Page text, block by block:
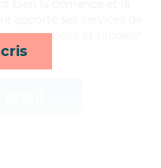
mobilité et rappels*